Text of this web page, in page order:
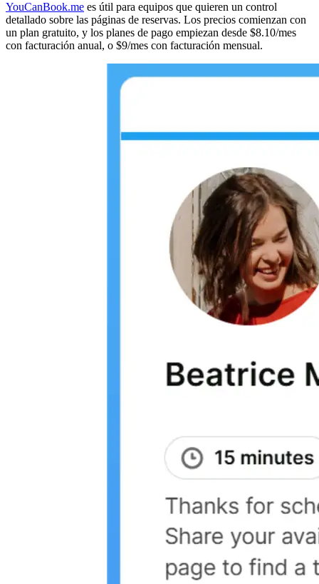
YouCanBook.me es útil para equipos que quieren un control
detallado sobre las páginas de reservas. Los precios comienzan con
un plan gratuito, y los planes de pago empiezan desde $8.10/mes
con facturación anual, o $9/mes con facturación mensual.